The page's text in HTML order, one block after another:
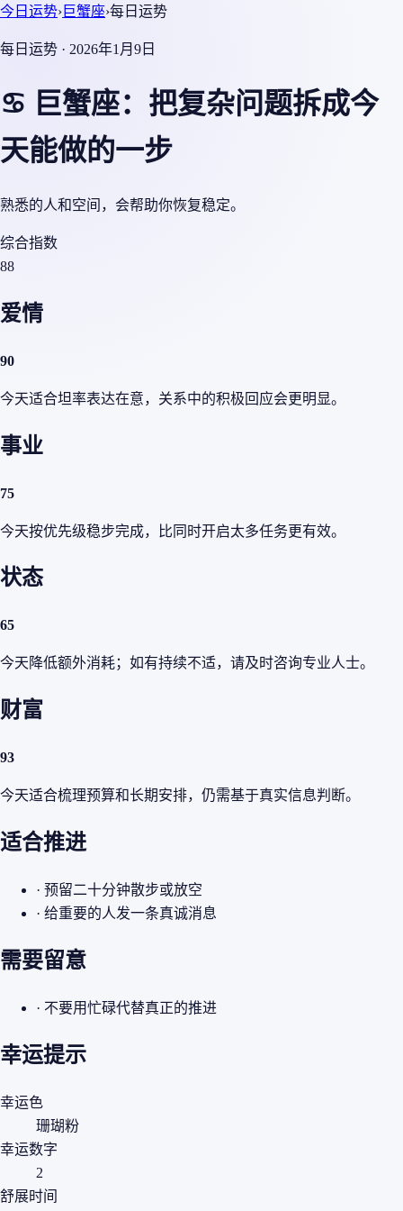
今日运势›巨蟹座›每日运势
每日运势 · 2026年1月9日
♋ 巨蟹座：把复杂问题拆成今
天能做的一步
熟悉的人和空间，会帮助你恢复稳定。
综合指数
88
爱情
90
今天适合坦率表达在意，关系中的积极回应会更明显。
事业
75
今天按优先级稳步完成，比同时开启太多任务更有效。
状态
65
今天降低额外消耗；如有持续不适，请及时咨询专业人士。
财富
93
今天适合梳理预算和长期安排，仍需基于真实信息判断。
适合推进
· 预留二十分钟散步或放空
· 给重要的人发一条真诚消息
需要留意
· 不要用忙碌代替真正的推进
幸运提示
幸运色
珊瑚粉
幸运数字
2
舒展时间